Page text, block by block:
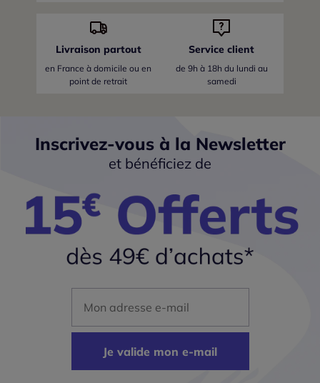
Livraison partout
en France à domicile ou en
point de retrait
Service client
de 9h à 18h du lundi au
samedi
Inscrivez-vous à la Newsletter
et bénéficiez de
Je valide mon e-mail